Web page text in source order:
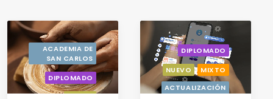
ACADEMIA DE
SAN CARLOS
DIPLOMADO
DIPLOMADO
NUEVO
MIXTO
ACTUALIZACIÓN